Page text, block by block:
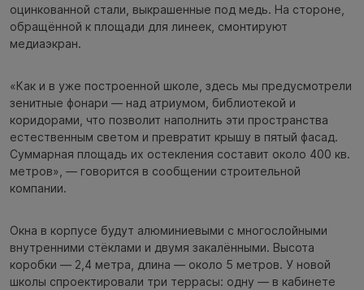
оцинкованной стали, выкрашенные под медь. На стороне,
обращённой к площади для линеек, смонтируют
медиаэкран.
«Как и в уже построенной школе, здесь мы предусмотрели
зенитные фонари — над атриумом, библиотекой и
коридорами, что позволит наполнить эти пространства
естественным светом и превратит крышу в пятый фасад.
Суммарная площадь их остекления составит около 400 кв.
метров», — говорится в сообщении строительной
компании.
Окна в корпусе будут алюминиевыми с многослойными
внутренними стёклами и двумя закалёнными. Высота
коробки — 2,4 метра, длина — около 5 метров. У новой
школы спроектировали три террасы: одну — в кабинете